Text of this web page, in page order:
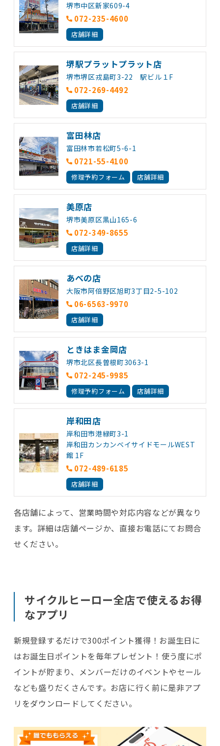
堺市中区新家609-4
072-235-4600
店舗詳細
堺駅プラットプラット店
堺市堺区戎島町3-22 駅ビル１F
072-269-4492
店舗詳細
富田林店
富田林市若松町5-6-1
0721-55-4100
修理予約フォーム 店舗詳細
美原店
堺市美原区黒山165-6
072-349-8655
店舗詳細
あべの店
大阪市阿倍野区旭町3丁目2-5-102
06-6563-9970
店舗詳細
ときはま金岡店
堺市北区長曽根町3063-1
072-245-9985
修理予約フォーム 店舗詳細
岸和田店
岸和田市港緑町3-1
岸和田カンカンベイサイドモールWEST
館 1F
072-489-6185
店舗詳細
各店舗によって、営業時間や対応内容などが異なり
ます。詳細は店舗ページか、直接お電話にてお問合
せください。
サイクルヒーロー全店で使えるお得
なアプリ
新規登録するだけで300ポイント獲得！お誕生日に
はお誕生日ポイントを毎年プレゼント！ 使う度にポ
イントが貯まり、メンバーだけのイベントやセール
なども盛りだくさんです。 お店に行く前に是非アプ
リをダウンロードしてください。